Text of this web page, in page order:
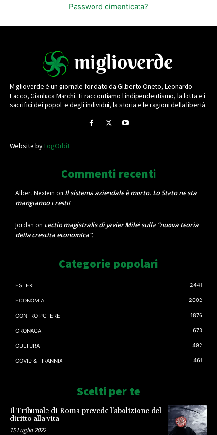
Password dimenticata?
Miglioverde è un giornale fondato da Gilberto Oneto, Leonardo
Facco, Gianluca Marchi. Ti raccontiamo l'indipendentismo, la lotta e i
sacrifici dei popoli e degli individui, la storia e le ragioni della libertà.
Website byLogOrbit
Commenti recenti
Albert Nextein on Il sistema aziendale è morto. Lo Stato ne sta
mangiando i resti!
Jordan on Lectio magistralis di Javier Milei sulla “nuova teoria
della crescita economica”.
Categorie popolari
ESTERI 2441
ECONOMIA 2002
CONTRO POTERE 1876
CRONACA 673
CULTURA 492
COVID & TIRANNIA 461
Scelti per te
Il Tribunale di Roma prevede l’abolizione del
diritto alla vita
15 Luglio 2022